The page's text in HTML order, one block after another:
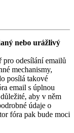
nebo urážlivý
pro odesílání emailů
mechanismy,
posílá takové
email s úplnou
aby v něm
údaje o
fóra pak bude moci